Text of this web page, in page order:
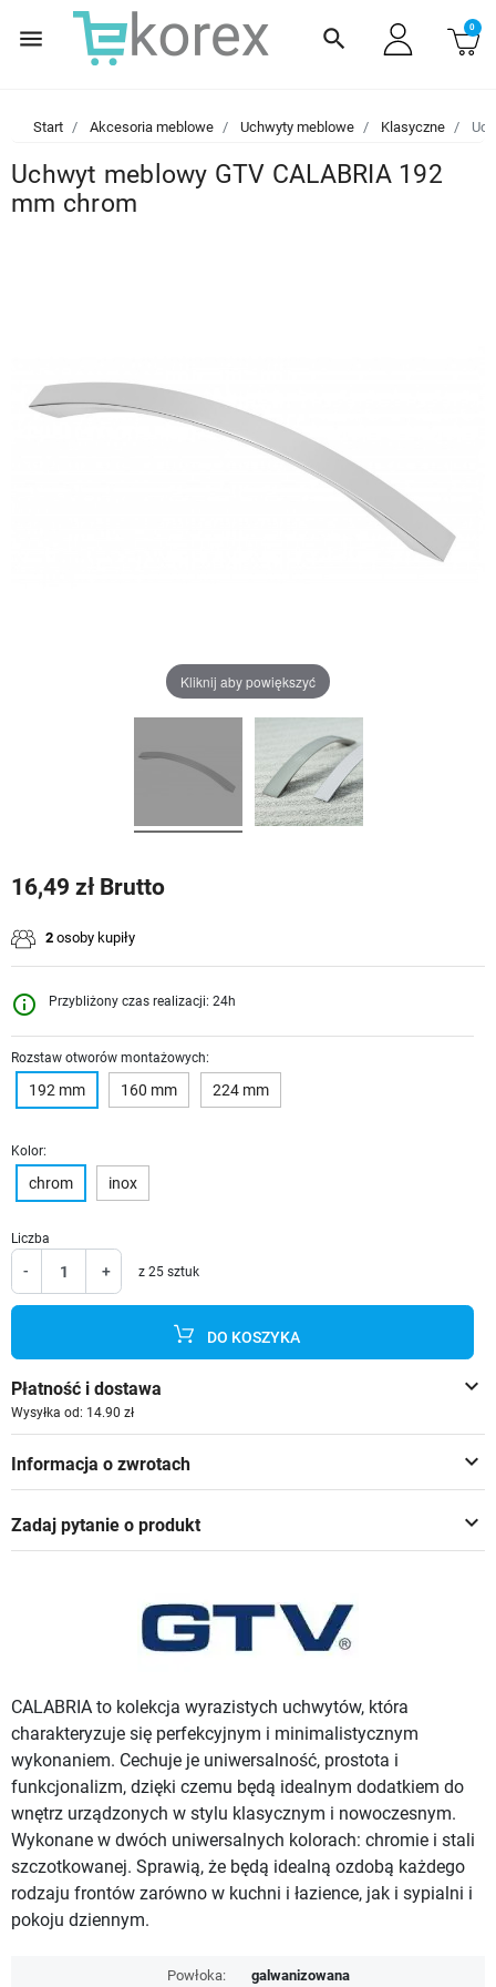
menu search 0
Start Akcesoria meblowe Uchwyty meblowe Klasyczne
Uchwyt meblowy GTV CALABRIA 192
mm chrom
Kliknij aby powiększyć
16,49 zł Brutto
2 osoby kupiły
info_outline Przybliżony czas realizacji: 24h
Rozstaw otworów montażowych:
192 mm 160 mm 224 mm
Kolor:
chrom inox
Liczba
- + z 25 sztuk
DO KOSZYKA
keyboard_arrow_down
Płatność i dostawa
Wysyłka od: 14.90 zł
keyboard_arrow_down
Informacja o zwrotach
keyboard_arrow_down
Zadaj pytanie o produkt
CALABRIA to kolekcja wyrazistych uchwytów, która
charakteryzuje się perfekcyjnym i minimalistycznym
wykonaniem. Cechuje je uniwersalność, prostota i
funkcjonalizm, dzięki czemu będą idealnym dodatkiem do
wnętrz urządzonych w stylu klasycznym i nowoczesnym.
Wykonane w dwóch uniwersalnych kolorach: chromie i stali
szczotkowanej. Sprawią, że będą idealną ozdobą każdego
rodzaju frontów zarówno w kuchni i łazience, jak i sypialni i
pokoju dziennym.
Powłoka: galwanizowana